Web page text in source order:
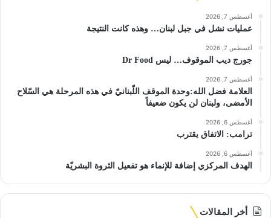
أغسطس 7, 2026
عمليات نشل في جبل لبنان… وهذه كانت النتيجة
أغسطس 7, 2026
جورج ديب الموقوف… ليس Dr Food
أغسطس 7, 2026
العلامة فضل الله:وحدة الموقف اللّبنانيّ في هذه المرحلة هي السّلاح
الأمضى، ولبنان لن يكون ضعيفاً
أغسطس 6, 2026
ترامب: الاتفاق يقترب
أغسطس 6, 2026
الهدف المركزي إضافة للإنماء هو تفعيل الثروة البشريّة
أخر المقالات